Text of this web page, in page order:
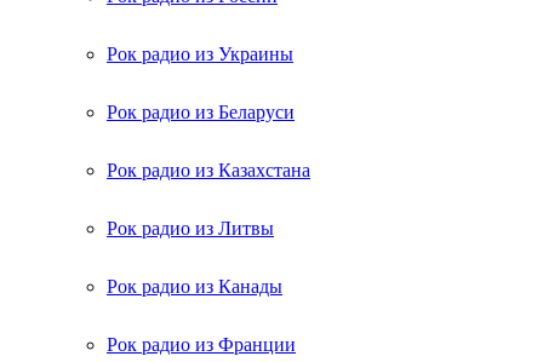
Рок радио из Украины
Рок радио из Беларуси
Рок радио из Казахстана
Рок радио из Литвы
Рок радио из Канады
Рок радио из Франции